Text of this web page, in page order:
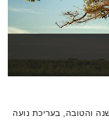
והטובה, בעריכת נועה